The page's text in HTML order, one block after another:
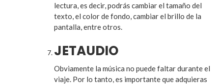
lectura, es decir, podrás cambiar el tamaño del
texto, el color de fondo, cambiar el brillo de la
pantalla, entre otros.
JETAUDIO
Obviamente la música no puede faltar durante el
viaje. Por lo tanto, es importante que adquieras